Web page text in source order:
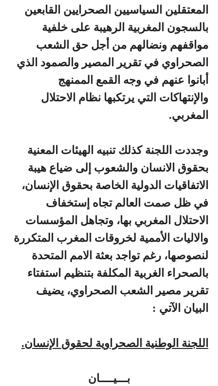
المعتقلين السياسيين الصحرايين القابعين
بالسجون المغربية الرهيبة على خلفية
مواقفهم ونضالهم من أجل حق الشعب
الصحراوي في تقرير المصير والصمود الذي
أبانوا عنهم في وجه القمع الممنهج
والإنتهاكات التي يرتكبها نظام الاحتلال
المغربي.
وجددت اللجنة كذلك تنبيه الهيئات المعنية
بحقوق الانسان والشعوب إلى ضياع هيبة
الاتفاقيات الدولية الخاصة بحقوق الإنسان،
في ظل صمت العالم تجاه إستخفاف
الاحتلال المغربي بها، وتجاهل المؤسسات
والاليات الأممية لخروقات المغرب المتكررة
لنصوصها، رغم تواجد بعثة الامم المتحدة
بالصحراء الغربية المكلفة بتنظيم استفتاء
تقرير مصير الشعب الصحراوي، يضيف
البيان الآتي :
اللجنة الوطنية الصحراوية لحقوق الإنسان.
بـــيــــان